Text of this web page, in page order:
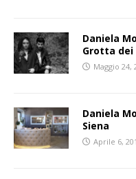
Daniela
Grotta dei
Maggio 24,
Daniela
Siena
Aprile 6,